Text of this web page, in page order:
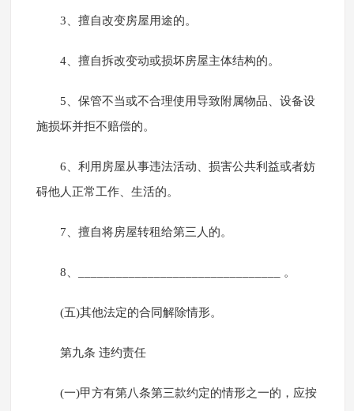
3、擅自改变房屋用途的。
4、擅自拆改变动或损坏房屋主体结构的。
5、保管不当或不合理使用导致附属物品、设备设
施损坏并拒不赔偿的。
6、利用房屋从事违法活动、损害公共利益或者妨
碍他人正常工作、生活的。
7、擅自将房屋转租给第三人的。
8、________________________________ 。
(五)其他法定的合同解除情形。
第九条 违约责任
(一)甲方有第八条第三款约定的情形之一的，应按